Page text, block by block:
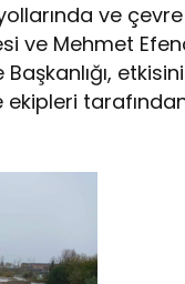
ve
ve Mehmet
ekipleri